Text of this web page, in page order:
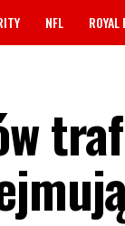
NFL ROYAL